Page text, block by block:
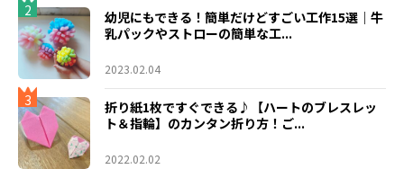
2
幼児にもできる！簡単だけどすごい工作15選｜牛
乳パックやストローの簡単な工...
2023.02.04
3
折り紙1枚ですぐできる♪【ハートのブレスレッ
ト＆指輪】のカンタン折り方！ご...
2022.02.02